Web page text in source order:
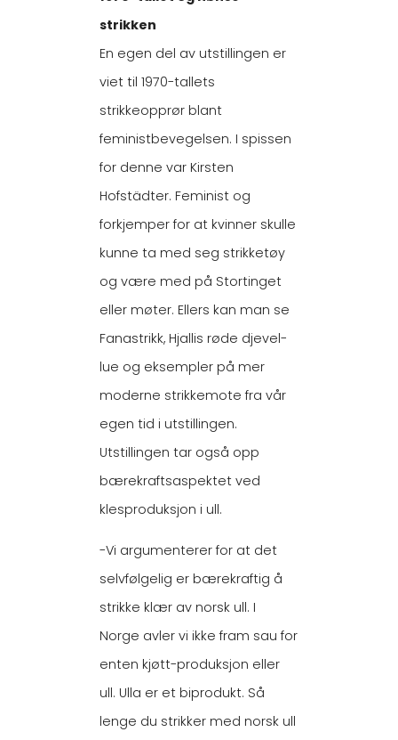
strikken
En egen del av utstillingen er
viet til 1970-tallets
strikkeopprør blant
feministbevegelsen. I spissen
for denne var Kirsten
Hofstädter. Feminist og
forkjemper for at kvinner skulle
kunne ta med seg strikketøy
og være med på Stortinget
eller møter. Ellers kan man se
Fanastrikk, Hjallis røde djevel-
lue og eksempler på mer
moderne strikkemote fra vår
egen tid i utstillingen.
Utstillingen tar også opp
bærekraftsaspektet ved
klesproduksjon i ull.
-Vi argumenterer for at det
selvfølgelig er bærekraftig å
strikke klær av norsk ull. I
Norge avler vi ikke fram sau for
enten kjøtt-produksjon eller
ull. Ulla er et biprodukt. Så
lenge du strikker med norsk ull